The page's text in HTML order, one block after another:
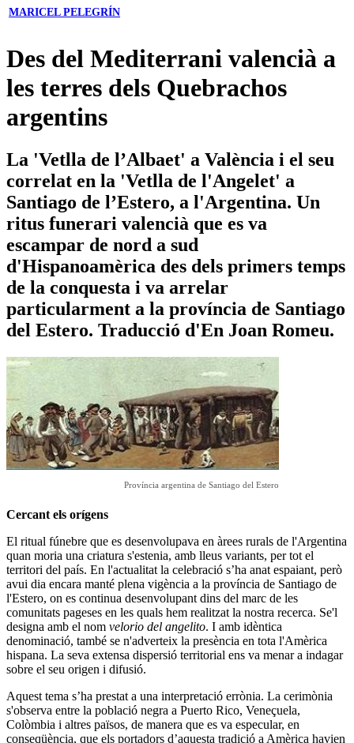
MARICEL PELEGRÍN
Des del Mediterrani valencià a
les terres dels Quebrachos
argentins
La 'Vetlla de l’Albaet' a València i el seu
correlat en la 'Vetlla de l'Angelet' a
Santiago de l’Estero, a l'Argentina. Un
ritus funerari valencià que es va
escampar de nord a sud
d'Hispanoamèrica des dels primers temps
de la conquesta i va arrelar
particularment a la província de Santiago
del Estero. Traducció d'En Joan Romeu.
Província argentina de Santiago del Estero
Cercant els orígens
El ritual fúnebre que es desenvolupava en àrees rurals de l'Argentina
quan moria una criatura s'estenia, amb lleus variants, per tot el
territori del país. En l'actualitat la celebració s’ha anat espaiant, però
avui dia encara manté plena vigència a la província de Santiago de
l'Estero, on es continua desenvolupant dins del marc de les
comunitats pageses en les quals hem realitzat la nostra recerca. Se'l
designa amb el nom velorio del angelito. I amb idèntica
denominació, també se n'adverteix la presència en tota l'Amèrica
hispana. La seva extensa dispersió territorial ens va menar a indagar
sobre el seu origen i difusió.
Aquest tema s’ha prestat a una interpretació errònia. La cerimònia
s'observa entre la població negra a Puerto Rico, Veneçuela,
Colòmbia i altres països, de manera que es va especular, en
conseqüència, que els portadors d’aquesta tradició a Amèrica havien